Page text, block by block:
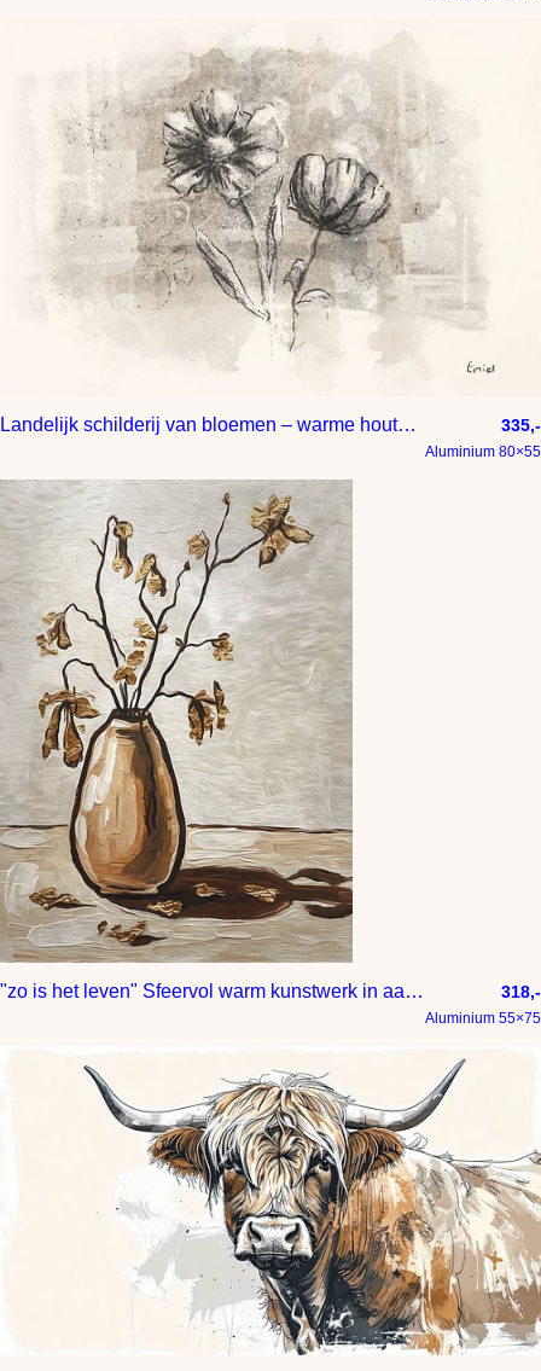
Landelijk schilderij van bloemen – warme houtskooltekening met natuurlijke texturen 335,-
Aluminium 80×55
"zo is het leven" Sfeervol warm kunstwerk in aarde en goud tinten 318,-
Aluminium 55×75